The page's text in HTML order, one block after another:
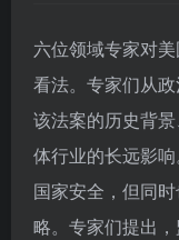
六位领域专家对
看法。专家们从
该法案的历史背
体行业的长远影
国家安全，但同
略。专家们提出